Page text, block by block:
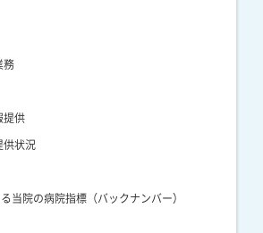
務
提供
供状況
当院の病院指標（バックナンバー）